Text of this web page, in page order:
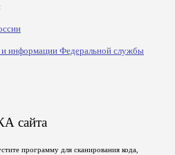
информации Федеральной службы
сайта
программу для сканирования кода,